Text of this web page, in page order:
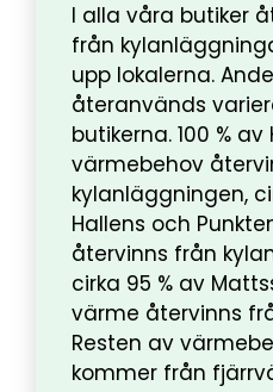
I alla våra butiker
från
upp lokalerna.
återanvänds
butikerna. 100 %
värmebehov
kylanläggningen,
Hallens och
återvinns från
cirka 95 % av
värme återvinns
Resten av
kommer från